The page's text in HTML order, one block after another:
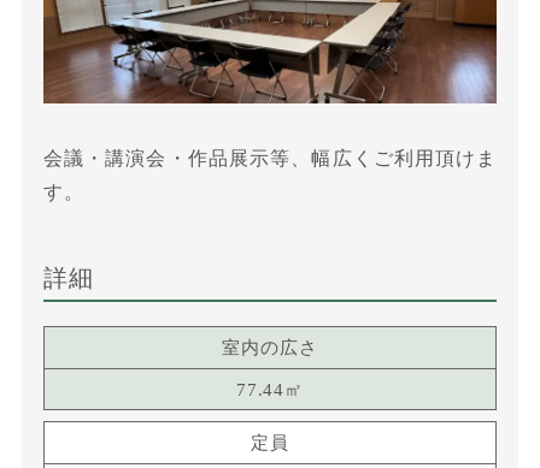
会議・講演会・作品展示等、幅広くご利用頂けま
す。
詳細
室内の広さ
77.44㎡
定員